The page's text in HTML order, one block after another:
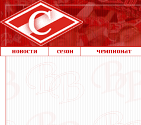
новости сезон чемпионат